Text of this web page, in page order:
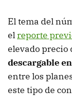
El tema del
el reporte
elevado precio
descargable
entre los
este tipo de